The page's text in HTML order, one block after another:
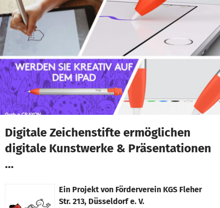
Zum Hauptinhalt springen
Erklärung zur Barrierefreiheit anzeigen
Digitale Zeichenstifte ermöglichen
digitale Kunstwerke & Präsentationen
...
Ein Projekt von Förderverein KGS Fleher
Str. 213, Düsseldorf e. V.